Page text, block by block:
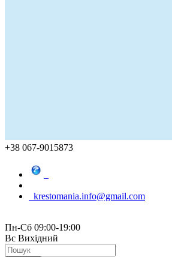
+38 067-9015873
krestomania.info@gmail.com
Пн-Сб 09:00-19:00
Вс Вихідний